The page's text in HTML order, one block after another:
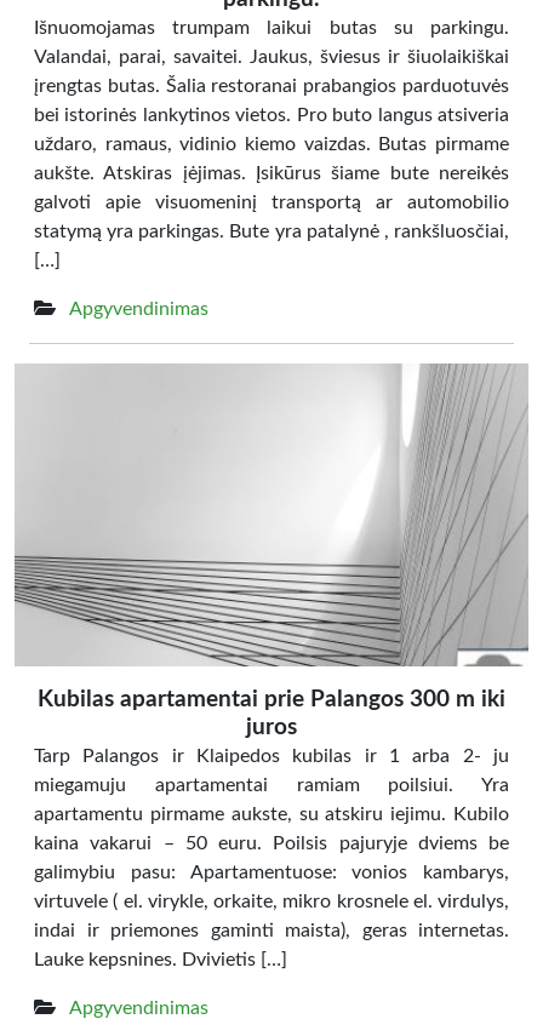
Išnuomojamas trumpam laikui butas su parkingu.
Valandai, parai, savaitei. Jaukus, šviesus ir šiuolaikiškai
įrengtas butas. Šalia restoranai prabangios parduotuvės
bei istorinės lankytinos vietos. Pro buto langus atsiveria
uždaro, ramaus, vidinio kiemo vaizdas. Butas pirmame
aukšte. Atskiras įėjimas. Įsikūrus šiame bute nereikės
galvoti apie visuomeninį transportą ar automobilio
statymą yra parkingas. Bute yra patalynė , rankšluosčiai,
[…]
Apgyvendinimas
Kubilas apartamentai prie Palangos 300 m iki
juros
Tarp Palangos ir Klaipedos kubilas ir 1 arba 2- ju
miegamuju apartamentai ramiam poilsiui. Yra
apartamentu pirmame aukste, su atskiru iejimu. Kubilo
kaina vakarui – 50 euru. Poilsis pajuryje dviems be
galimybiu pasu: Apartamentuose: vonios kambarys,
virtuvele ( el. virykle, orkaite, mikro krosnele el. virdulys,
indai ir priemones gaminti maista), geras internetas.
Lauke kepsnines. Dvivietis […]
Apgyvendinimas